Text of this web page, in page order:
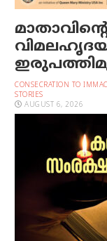
CONSECRATION TO
STORIES
AUGUST 6, 2026